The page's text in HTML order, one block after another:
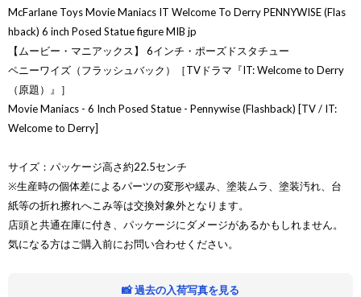
McFarlane Toys Movie Maniacs IT Welcome To Derry PENNYWISE (Flas
hback) 6 inch Posed Statue figure MIB jp
【ムービー・マニアックス】 6インチ・ポーズドスタチュー
ペニーワイズ（フラッシュバック）［TVドラマ『IT: Welcome to Derry
（原題）』］
Movie Maniacs - 6 Inch Posed Statue - Pennywise (Flashback) [TV / IT:
Welcome to Derry]
サイズ：パッケージ高さ約22.5センチ
※生産時の個体差によるパーツの変形や緩み、塗装ムラ、塗装汚れ、台
紙等の折れ擦れへこみ等は交換対象外となります。
店頭と共通在庫に付き、パッケージにダメージがあるかもしれません。
気になる方はご購入前にお問い合わせください。
📸 過去の入荷写真を見る